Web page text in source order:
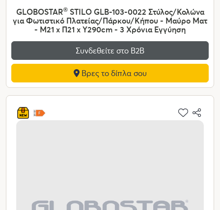
GLOBOSTAR®STILO GLB-103-0022 Στύλος/Κολώνα
για Φωτιστικό Πλατείας/Πάρκου/Κήπου - Μαύρο Ματ
- Μ21 x Π21 x Υ290cm - 3 Χρόνια Εγγύηση
Συνδεθείτε στο Β2Β
Βρες το δίπλα σου